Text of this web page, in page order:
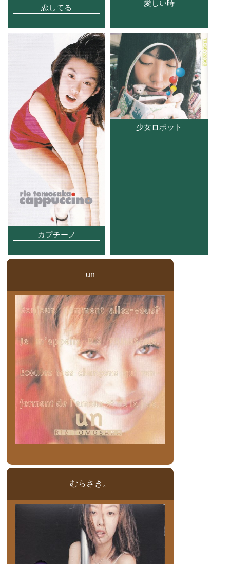
恋してる
愛しい時
カプチーノ
少女ロボット
un
むらさき。